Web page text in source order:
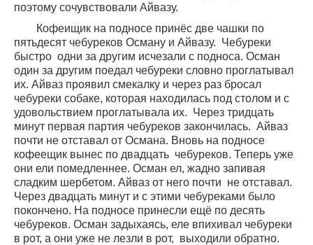
поэтому сочувствовали Айвазу.
Кофеищик на подносе принёс две чашки по
пятьдесят чебуреков Осману и Айвазу. Чебуреки
быстро одни за другим исчезали с подноса. Осман
один за другим поедал чебуреки словно проглатывал
их. Айваз проявил смекалку и через раз бросал
чебуреки собаке, которая находилась под столом и с
удовольствием проглатывала их. Через тридцать
минут первая партия чебуреков закончилась. Айваз
почти не отставал от Османа. Вновь на подносе
кофеещик вынес по двадцать чебуреков. Теперь уже
они ели помедленнее. Осман ел, жадно запивая
сладким шербетом. Айваз от него почти не отставал.
Через двадцать минут и с этими чебуреками было
покончено. На подносе принесли ещё по десять
чебуреков. Осман задыхаясь, еле впихивал чебуреки
в рот, а они уже не лезли в рот, выходили обратно.